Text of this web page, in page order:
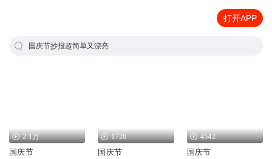
打开APP
国庆节抄报超简单又漂亮
2.1万
国庆节
1726
国庆节
4542
国庆节